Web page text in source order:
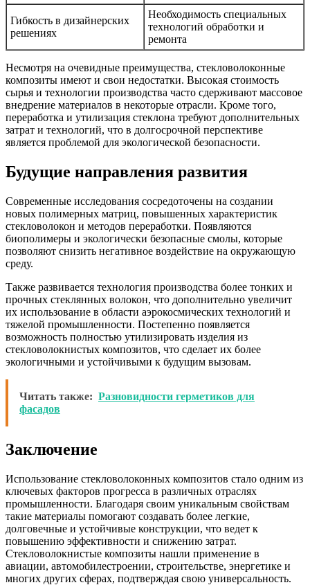
Гибкость в дизайнерских
решениях
Необходимость специальных
технологий обработки и
ремонта
Несмотря на очевидные преимущества, стекловолоконные
композиты имеют и свои недостатки. Высокая стоимость
сырья и технологии производства часто сдерживают массовое
внедрение материалов в некоторые отрасли. Кроме того,
переработка и утилизация стеклона требуют дополнительных
затрат и технологий, что в долгосрочной перспективе
является проблемой для экологической безопасности.
Будущие направления развития
Современные исследования сосредоточены на создании
новых полимерных матриц, повышенных характеристик
стекловолокон и методов переработки. Появляются
биополимеры и экологически безопасные смолы, которые
позволяют снизить негативное воздействие на окружающую
среду.
Также развивается технология производства более тонких и
прочных стеклянных волокон, что дополнительно увеличит
их использование в области аэрокосмических технологий и
тяжелой промышленности. Постепенно появляется
возможность полностью утилизировать изделия из
стекловолокнистых композитов, что сделает их более
экологичными и устойчивыми к будущим вызовам.
Читать также: Разновидности герметиков для
фасадов
Заключение
Использование стекловолоконных композитов стало одним из
ключевых факторов прогресса в различных отраслях
промышленности. Благодаря своим уникальным свойствам
такие материалы помогают создавать более легкие,
долговечные и устойчивые конструкции, что ведет к
повышению эффективности и снижению затрат.
Стекловолокнистые композиты нашли применение в
авиации, автомобилестроении, строительстве, энергетике и
многих других сферах, подтверждая свою универсальность.